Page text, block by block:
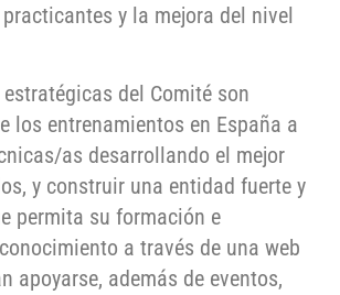
y la mejora del nivel
del Comité son
los entrenamientos en España a
as desarrollando el mejor
y construir una entidad fuerte y
permita su formación e
a través de una web
apoyarse, además de eventos,